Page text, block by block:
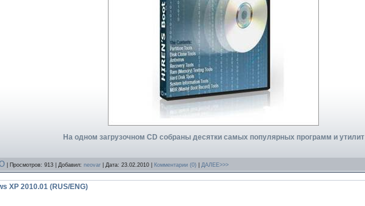
На одном загрузочном CD собраны десятки самых популярных программ и утилит
| Просмотров: 913 | Добавил: neovar | Дата: 23.02.2010 Комментарии (0) ДАЛЕЕ>>>
XP 2010.01 (RUS/ENG)